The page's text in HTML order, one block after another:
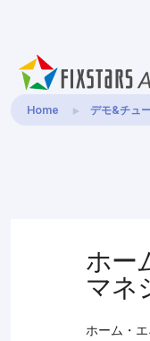
Home デモ&チュ
ホー
マネ
ホーム・